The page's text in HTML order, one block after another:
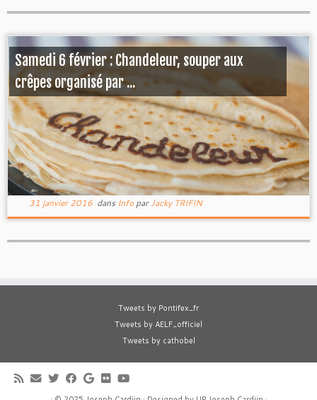
Samedi 6 février : Chandeleur, souper aux
crêpes organisé par ...
31 janvier 2016dans Info parJacky TRIFIN
Tweets by Pontifex_fr
Tweets by AELF_officiel
Tweets by cathobel